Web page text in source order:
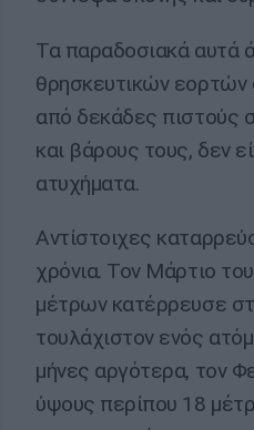
Τα παραδοσιακά αυτά
θρησκευτικών εορτών
από δεκάδες πιστούς
και βάρους τους, δεν
ατυχήματα.
Αντίστοιχες
χρόνια. Τον Μάρτιο
μέτρων κατέρρευσε
τουλάχιστον ενός
μήνες αργότερα, τον
ύψους περίπου 18